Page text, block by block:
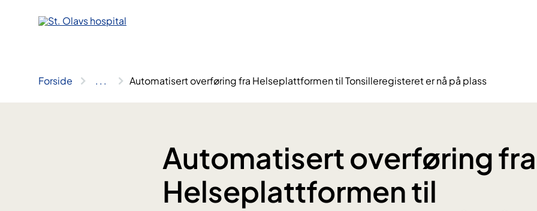
Forside .. . Automatisert overføring fra Helseplattformen til Tonsilleregisteret er nå på plass
Automatisert overføring fra
Helseplattformen til